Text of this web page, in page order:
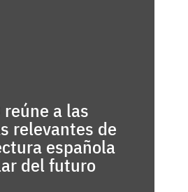
reúne a las
relevantes de
española
del futuro